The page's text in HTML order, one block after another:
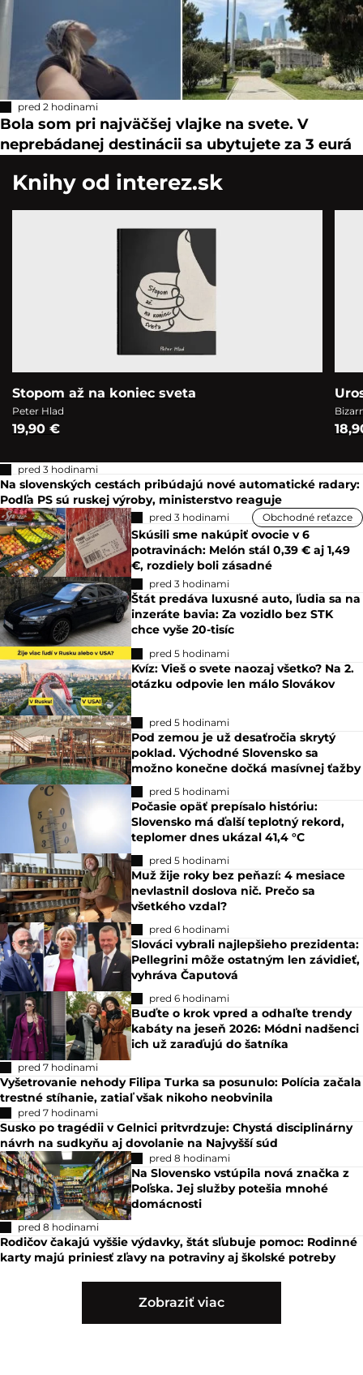
pred 2 hodinami
Bola som pri najväčšej vlajke na svete. V
neprebádanej destinácii sa ubytujete za 3 eurá
Knihy od interez.sk
Stopom až na koniec sveta
Peter Hlad
19,90 €
pred 3 hodinami
Na slovenských cestách pribúdajú nové automatické radary:
Podľa PS sú ruskej výroby, ministerstvo reaguje
pred 3 hodinami Obchodné reťazce
Skúsili sme nakúpiť ovocie v 6
potravinách: Melón stál 0,39 € aj 1,49
€, rozdiely boli zásadné
pred 3 hodinami
Štát predáva luxusné auto, ľudia sa na
inzeráte bavia: Za vozidlo bez STK
chce vyše 20-tisíc
pred 5 hodinami
Kvíz: Vieš o svete naozaj všetko? Na 2.
otázku odpovie len málo Slovákov
pred 5 hodinami
Pod zemou je už desaťročia skrytý
poklad. Východné Slovensko sa
možno konečne dočká masívnej ťažby
pred 5 hodinami
Počasie opäť prepísalo históriu:
Slovensko má ďalší teplotný rekord,
teplomer dnes ukázal 41,4 °C
pred 5 hodinami
Muž žije roky bez peňazí: 4 mesiace
nevlastnil doslova nič. Prečo sa
všetkého vzdal?
pred 6 hodinami
Slováci vybrali najlepšieho prezidenta:
Pellegrini môže ostatným len závidieť,
vyhráva Čaputová
pred 6 hodinami
Buďte o krok vpred a odhaľte trendy
kabáty na jeseň 2026: Módni nadšenci
ich už zaraďujú do šatníka
pred 7 hodinami
Vyšetrovanie nehody Filipa Turka sa posunulo: Polícia začala
trestné stíhanie, zatiaľ však nikoho neobvinila
pred 7 hodinami
Susko po tragédii v Gelnici pritvrdzuje: Chystá disciplinárny
návrh na sudkyňu aj dovolanie na Najvyšší súd
pred 8 hodinami
Na Slovensko vstúpila nová značka z
Poľska. Jej služby potešia mnohé
domácnosti
pred 8 hodinami
Rodičov čakajú vyššie výdavky, štát sľubuje pomoc: Rodinné
karty majú priniesť zľavy na potraviny aj školské potreby
Zobraziť viac